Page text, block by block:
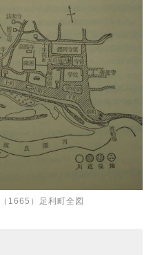
1665）足利町全図